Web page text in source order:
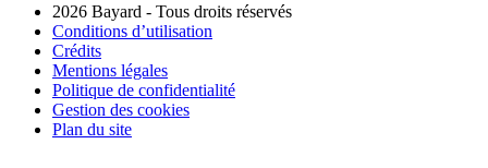
2026 Bayard - Tous droits réservés
Conditions d’utilisation
Crédits
Mentions légales
Politique de confidentialité
Gestion des cookies
Plan du site